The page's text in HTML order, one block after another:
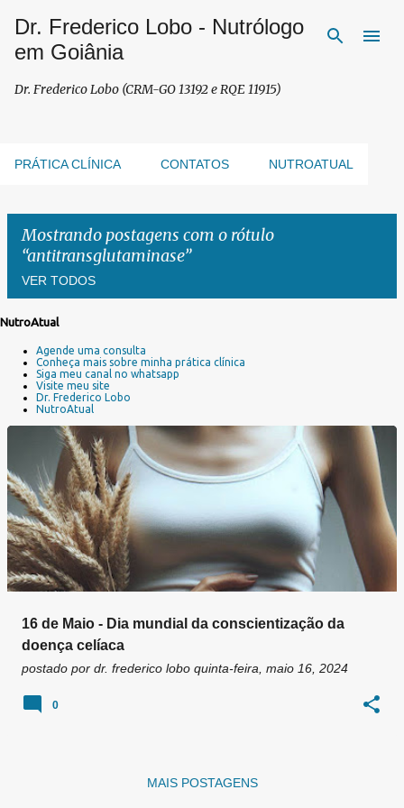
Pular para o conteúdo principal
Dr. Frederico Lobo - Nutrólogo
em Goiânia
Dr. Frederico Lobo (CRM-GO 13192 e RQE 11915)
PRÁTICA CLÍNICA CONTATOS NUTROATUAL
Mostrando postagens com o rótulo
antitransglutaminase
VER TODOS
g
n
NutroAtual
Agende uma consulta
Conheça mais sobre minha prática clínica
Siga meu canal no whatsapp
Visite meu site
Dr. Frederico Lobo
NutroAtual
16 de Maio - Dia mundial da conscientização da
doença celíaca
postado por dr. frederico lobo quinta-feira, maio 16, 2024
0
MAIS POSTAGENS